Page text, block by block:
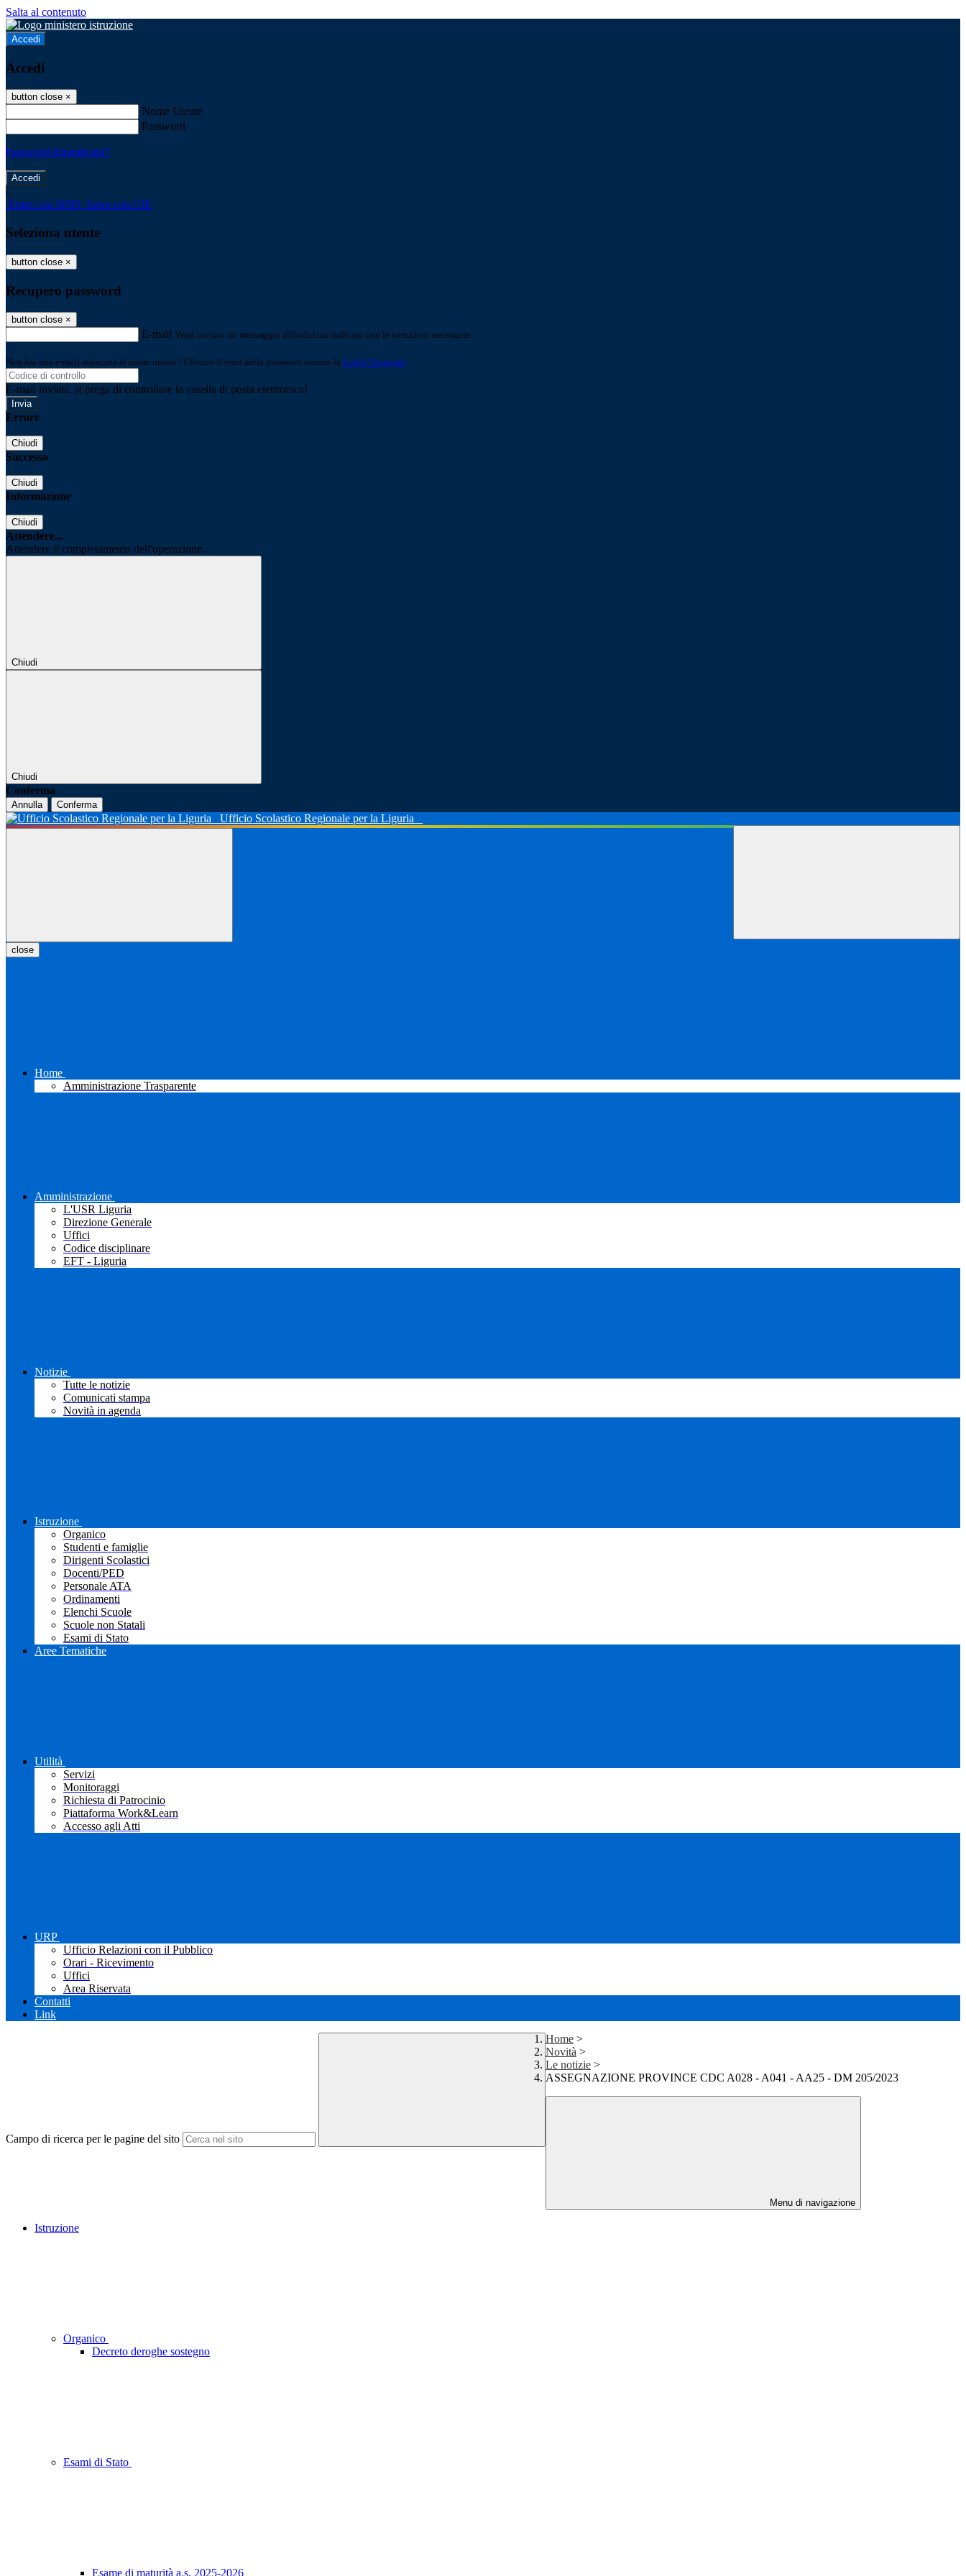
Salta al contenuto
Accedi
Accedi
button close ×
Nome Utente
Password
Password dimenticata?
-
Entra con SPID Entra con CIE
Seleziona utente
button close ×
Recupero password
button close ×
E-mail Verrà inviato un messaggio all'indirizzo indicato con le istruzioni necessarie.
Non hai una e-mail associata al nome utente? Effettua il reset della password tramite la Login Spaggiari
E-mail inviata, si prega di controllare la casella di posta elettronica!
Errore
Chiudi
Successo
Chiudi
Informazione
Chiudi
Attendere...
Attendere il completamento dell'operazione...
Chiudi
Chiudi
Conferma
Annulla Conferma
Ufficio Scolastico Regionale per la Liguria
close
Home
Amministrazione Trasparente
Amministrazione
L'USR Liguria
Direzione Generale
Uffici
Codice disciplinare
EFT - Liguria
Notizie
Tutte le notizie
Comunicati stampa
Novità in agenda
Istruzione
Organico
Studenti e famiglie
Dirigenti Scolastici
Docenti/PED
Personale ATA
Ordinamenti
Elenchi Scuole
Scuole non Statali
Esami di Stato
Aree Tematiche
Utilità
Servizi
Monitoraggi
Richiesta di Patrocinio
Piattaforma Work&Learn
Accesso agli Atti
URP
Ufficio Relazioni con il Pubblico
Orari - Ricevimento
Uffici
Area Riservata
Contatti
Link
Campo di ricerca per le pagine del sito
Home >
Novità >
Le notizie >
ASSEGNAZIONE PROVINCE CDC A028 - A041 - AA25 - DM 205/2023
Menu di navigazione
Istruzione
Organico
Decreto deroghe sostegno
Esami di Stato
Esame di maturità a.s. 2025-2026